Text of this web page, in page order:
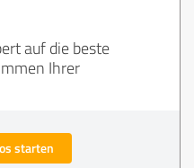
auf die beste
Ihrer
starten